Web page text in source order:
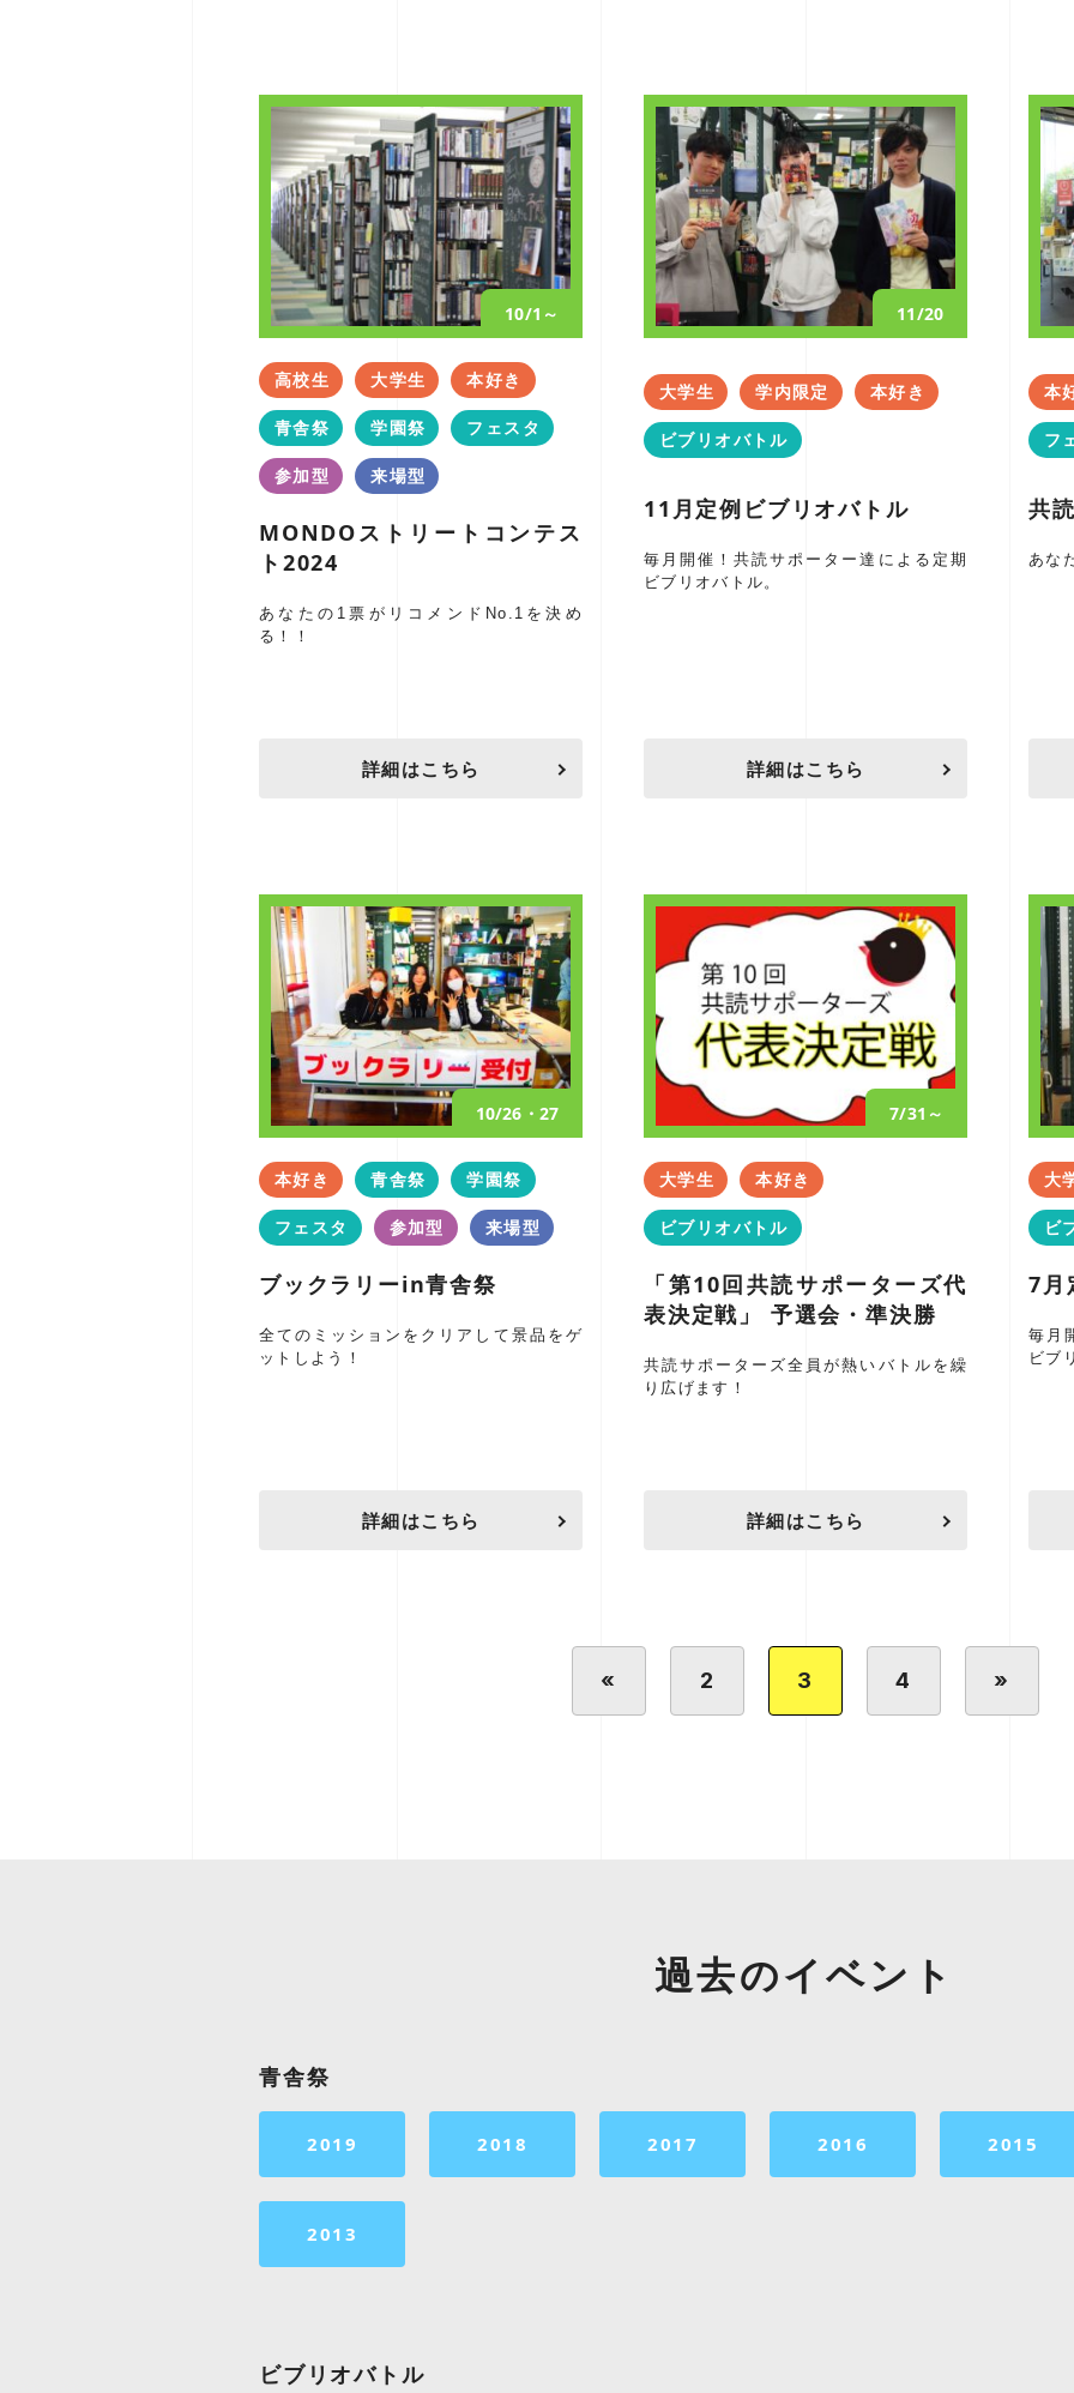
10/1～
高校生 大学生 本好き
青舎祭 学園祭 フェスタ
参加型 来場型
MONDOストリートコンテス
ト2024
あなたの1票がリコメンドNo.1を決め
る！！
詳細はこちら
11/20
大学生 学内限定 本好き
ビブリオバトル
11月定例ビブリオバトル
毎月開催！共読サポーター達による定期
ビブリオバトル。
詳細はこちら
本
フ
共
あな
10/26・27
本好き 青舎祭 学園祭
フェスタ 参加型 来場型
ブックラリーin青舎祭
全てのミッションをクリアして景品をゲ
ットしよう！
詳細はこちら
7/31～
大学生 本好き
ビブリオバトル
「第10回共読サポーターズ代
表決定戦」 予選会・準決勝
共読サポーターズ全員が熱いバトルを繰
り広げます！
詳細はこちら
大
ビ
7月
毎月
ビブ
« 2 3 4 »
過去のイベント
青舎祭
2019 2018 2017 2016 2015
2013
ビブリオバトル